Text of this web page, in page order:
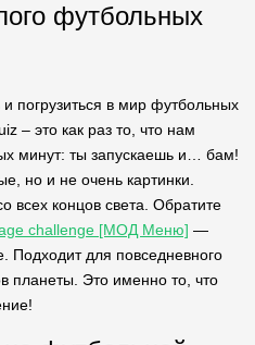
футбольных
погрузиться в мир футбольных
– это как раз то, что нам
минут: ты запускаешь и… бам!
но и не очень картинки.
всех концов света. Обратите
challenge [МОД Меню] —
Подходит для повседневного
планеты. Это именно то, что